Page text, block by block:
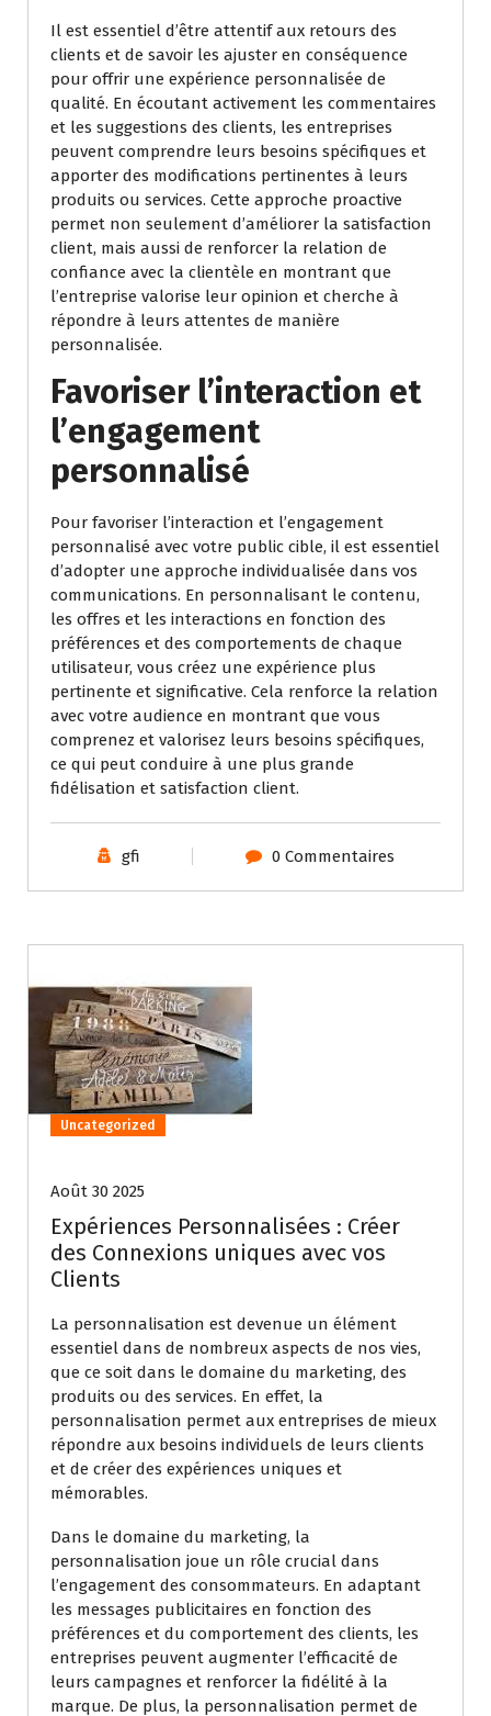
Il est essentiel d’être attentif aux retours des
clients et de savoir les ajuster en conséquence
pour offrir une expérience personnalisée de
qualité. En écoutant activement les commentaires
et les suggestions des clients, les entreprises
peuvent comprendre leurs besoins spécifiques et
apporter des modifications pertinentes à leurs
produits ou services. Cette approche proactive
permet non seulement d’améliorer la satisfaction
client, mais aussi de renforcer la relation de
confiance avec la clientèle en montrant que
l’entreprise valorise leur opinion et cherche à
répondre à leurs attentes de manière
personnalisée.
Favoriser l’interaction et
l’engagement
personnalisé
Pour favoriser l’interaction et l’engagement
personnalisé avec votre public cible, il est essentiel
d’adopter une approche individualisée dans vos
communications. En personnalisant le contenu,
les offres et les interactions en fonction des
préférences et des comportements de chaque
utilisateur, vous créez une expérience plus
pertinente et significative. Cela renforce la relation
avec votre audience en montrant que vous
comprenez et valorisez leurs besoins spécifiques,
ce qui peut conduire à une plus grande
fidélisation et satisfaction client.
gfi 0 Commentaires
Uncategorized
Août 30 2025
Expériences Personnalisées : Créer
des Connexions uniques avec vos
Clients
La personnalisation est devenue un élément
essentiel dans de nombreux aspects de nos vies,
que ce soit dans le domaine du marketing, des
produits ou des services. En effet, la
personnalisation permet aux entreprises de mieux
répondre aux besoins individuels de leurs clients
et de créer des expériences uniques et
mémorables.
Dans le domaine du marketing, la
personnalisation joue un rôle crucial dans
l’engagement des consommateurs. En adaptant
les messages publicitaires en fonction des
préférences et du comportement des clients, les
entreprises peuvent augmenter l’efficacité de
leurs campagnes et renforcer la fidélité à la
marque. De plus, la personnalisation permet de